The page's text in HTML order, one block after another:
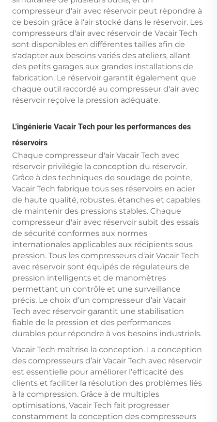
compresseur d'air avec réservoir peut répondre à
ce besoin grâce à l'air stocké dans le réservoir. Les
compresseurs d'air avec réservoir de Vacair Tech
sont disponibles en différentes tailles afin de
s'adapter aux besoins variés des ateliers, allant
des petits garages aux grandes installations de
fabrication. Le réservoir garantit également que
chaque outil raccordé au compresseur d'air avec
réservoir reçoive la pression adéquate.
L'ingénierie Vacair Tech pour les performances des
réservoirs
Chaque compresseur d'air Vacair Tech avec
réservoir privilégie la conception du réservoir.
Grâce à des techniques de soudage de pointe,
Vacair Tech fabrique tous ses réservoirs en acier
de haute qualité, robustes, étanches et capables
de maintenir des pressions stables. Chaque
compresseur d'air avec réservoir subit des essais
de sécurité conformes aux normes
internationales applicables aux récipients sous
pression. Tous les compresseurs d'air Vacair Tech
avec réservoir sont équipés de régulateurs de
pression intelligents et de manomètres
permettant un contrôle et une surveillance
précis. Le choix d’un compresseur d’air Vacair
Tech avec réservoir garantit une stabilisation
fiable de la pression et des performances
durables pour répondre à vos besoins industriels.
Vacair Tech maîtrise la conception. La conception
des compresseurs d’air Vacair Tech avec réservoir
est essentielle pour améliorer l’efficacité des
clients et faciliter la résolution des problèmes liés
à la compression. Grâce à de multiples
optimisations, Vacair Tech fait progresser
constamment la conception des compresseurs